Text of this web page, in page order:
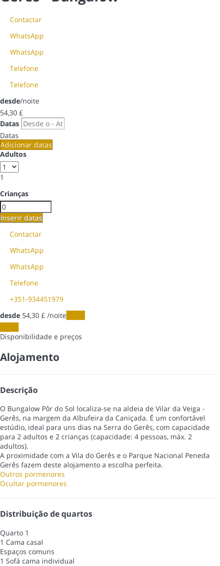
Contactar
WhatsApp
WhatsApp
Telefone
Telefone
desde/noite
54,30 £
Datas
Datas
Adicionar datas
Adultos
1
Crianças
Inserir datas
Contactar
WhatsApp
WhatsApp
Telefone
+351-934451979
desde 54,30 £ /noite
Disponibilidade e preços
Alojamento
Descrição
O Bungalow Pôr do Sol localiza-se na aldeia de Vilar da Veiga -
Gerês, na margem da Albufeira da Caniçada. É um confortável
estúdio, ideal para uns dias na Serra do Gerês, com capacidade
para 2 adultos e 2 crianças (capacidade: 4 pessoas, máx. 2
adultos).
A proximidade com a Vila do Gerês e o Parque Nacional Peneda
Gerês fazem deste alojamento a escolha perfeita.
Outros pormenores
Ocultar pormenores
Distribuição de quartos
Quarto 1
1 Cama casal
Espaços comuns
1 Sofá cama individual